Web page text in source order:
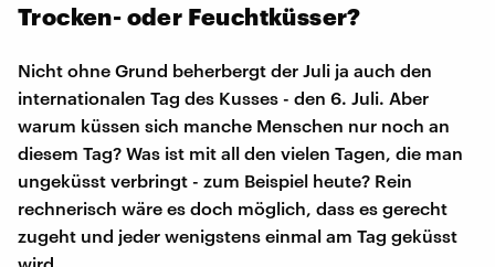
Trocken- oder Feuchtküsser?
Nicht ohne Grund beherbergt der Juli ja auch den
internationalen Tag des Kusses - den 6. Juli. Aber
warum küssen sich manche Menschen nur noch an
diesem Tag? Was ist mit all den vielen Tagen, die man
ungeküsst verbringt - zum Beispiel heute? Rein
rechnerisch wäre es doch möglich, dass es gerecht
zugeht und jeder wenigstens einmal am Tag geküsst